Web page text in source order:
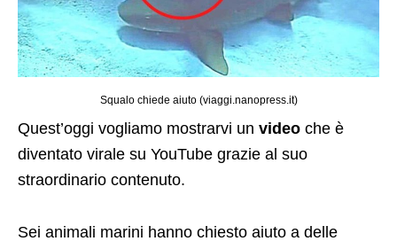
Squalo chiede aiuto (viaggi.nanopress.it)
Quest’oggi vogliamo mostrarvi un video che è
diventato virale su YouTube grazie al suo
straordinario contenuto.
Sei animali marini hanno chiesto aiuto a delle